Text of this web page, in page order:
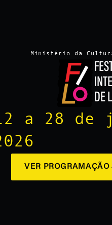
Ministério da
DE
a 28 de
VER PROGRAMAÇÃO